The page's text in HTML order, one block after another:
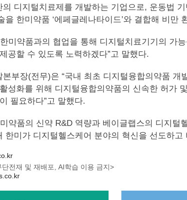
디지털치료제를 개발하는 기업으로, 운동법
을 한미약품 ‘에페글레나타이드’와 결합해 비
미약품과의 협업을 통해 디지털치료기기의 가
공할 수 있도록 노력하겠다”고 말했다.
부장(전무)은 “국내 최초 디지털융합의약품
성화를 위해 디지털융합의약품의 신속한 허가
필요하다”고 말했다.
약품의 신약 R&D 역량과 베이글랩스의 디지
한미가 디지털헬스케어 분야의 혁신을 선도하
전재 및 재배포, AI학습 이용 금지>